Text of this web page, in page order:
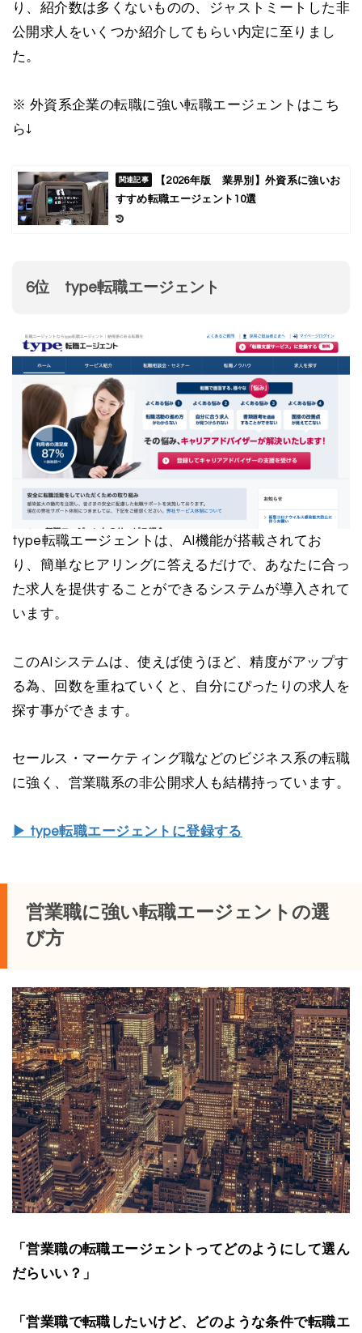
り、紹介数は多くないものの、ジャストミートした非
公開求人をいくつか紹介してもらい内定に至りまし
た。
※ 外資系企業の転職に強い転職エージェントはこち
ら↓
【2026年版 業界別】外資系に強いお
すすめ転職エージェント10選
6位 type転職エージェント
type転職エージェントは、AI機能が搭載されてお
り、簡単なヒアリングに答えるだけで、あなたに合っ
た求人を提供することができるシステムが導入されて
います。
このAIシステムは、使えば使うほど、精度がアップす
る為、回数を重ねていくと、自分にぴったりの求人を
探す事ができます。
セールス・マーケティング職などのビジネス系の転職
に強く、営業職系の非公開求人も結構持っています。
▶︎ type転職エージェントに登録する
営業職に強い転職エージェントの選
び方
「営業職の転職エージェントってどのようにして選ん
だらいい？」
「営業職で転職したいけど、どのような条件で転職エ